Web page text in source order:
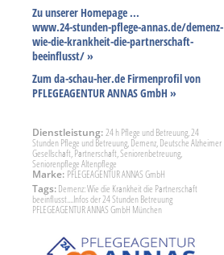
Zu unserer Homepage ...
www.24-stunden-pflege-annas.de/demenz-
wie-die-krankheit-die-partnerschaft-
beeinflusst/ »
Zum da-schau-her.de Firmenprofil von
PFLEGEAGENTUR ANNAS GmbH »
Dienstleistung: 24 h Pflege und Betreuung, 24
Stunden Pflege und Betreuung, Demenz, Deutsche Alzheimer
Gesellschaft, Partnerschaft, Seniorenbetreuung,
Seniorenpflege Altenpflege
Marke: PFLEGEAGENTUR ANNAS GmbH
Tags: Demenz: Wie die Krankheit die Partnerschaft
beeinflusst....Infos der 24 Stunden Betreuung
PFLEGEAGENTUR ANNAS GmbH München